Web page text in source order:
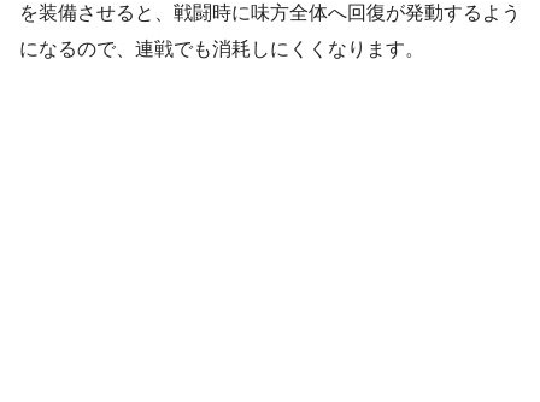
を装備させると、戦闘時に味方全体へ回復が発動するよう
になるので、連戦でも消耗しにくくなります。